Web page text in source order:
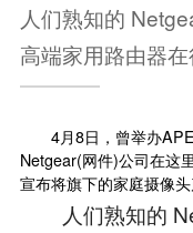
人们熟知的
高端家用路由器在
4月8日，曾举办
Netgear(网件)公司在这
宣布将旗下的家庭摄像头
人们熟知的